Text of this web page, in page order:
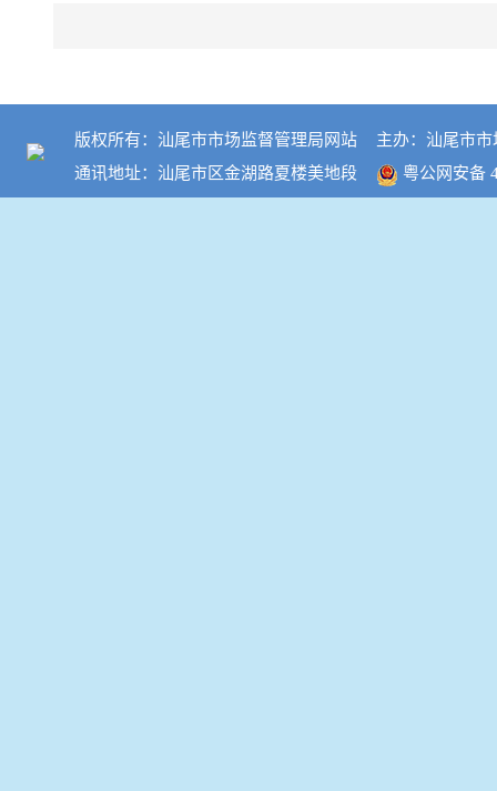
版权所有：汕尾市市场监督管理局网站
主办：汕尾市
通讯地址：汕尾市区金湖路夏楼美地段
粤公网安备